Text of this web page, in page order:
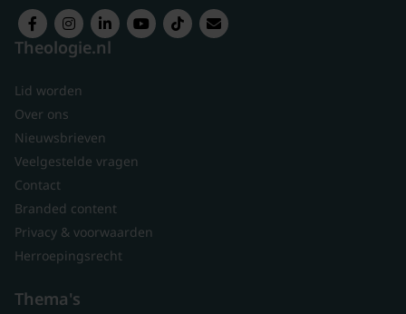
Theologie.nl
Lid worden
Over ons
Nieuwsbrieven
Veelgestelde vragen
Contact
Branded content
Privacy & voorwaarden
Herroepingsrecht
Thema's